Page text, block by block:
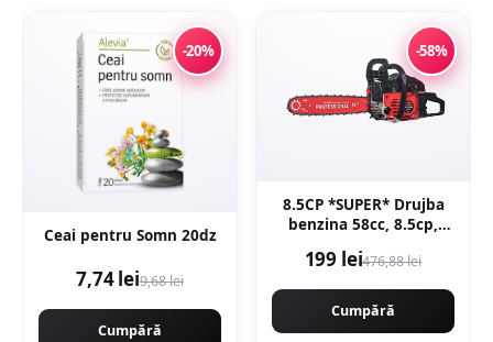
-20%
Ceai pentru Somn 20dz
7,74 lei9,68 lei
Cumpără
-58%
8.5CP *SUPER* Drujba
benzina 58cc, 8.5cp,
CAMPION
GERMANY EasyStart
New Generation
199 lei476,88 lei
Cumpără